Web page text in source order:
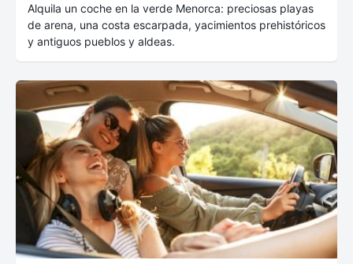
Alquila un coche en la verde Menorca: preciosas playas
de arena, una costa escarpada, yacimientos prehistóricos
y antiguos pueblos y aldeas.